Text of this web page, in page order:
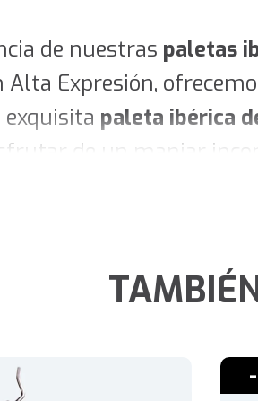
de nuestras paletas
Alta Expresión,
exquisita paleta ibérica
de un manjar
y curación,
Bellota: Un lujo
con bellotas, esta
para quienes buscan